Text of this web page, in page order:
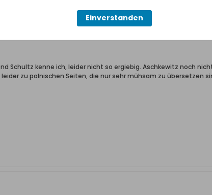
Schultz kenne ich, leider nicht so ergiebig. Aschkewitz noch
zu polnischen Seiten, die nur sehr mühsam zu übersetzen
Einverstanden